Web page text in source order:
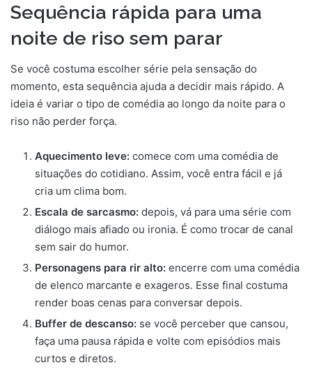
Sequência rápida para uma
noite de riso sem parar
Se você costuma escolher série pela sensação do
momento, esta sequência ajuda a decidir mais rápido. A
ideia é variar o tipo de comédia ao longo da noite para o
riso não perder força.
Aquecimento leve: comece com uma comédia de
situações do cotidiano. Assim, você entra fácil e já
cria um clima bom.
Escala de sarcasmo: depois, vá para uma série com
diálogo mais afiado ou ironia. É como trocar de canal
sem sair do humor.
Personagens para rir alto: encerre com uma comédia
de elenco marcante e exageros. Esse final costuma
render boas cenas para conversar depois.
Buffer de descanso: se você perceber que cansou,
faça uma pausa rápida e volte com episódios mais
curtos e diretos.